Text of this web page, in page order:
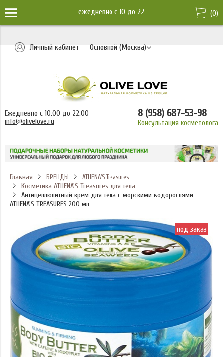
ежедневно c 10 до 22 (0)
Личный кабинет Основной (Москва)
Ежедневно с 10.00 до 22.00
info@olivelove.ru
8 (958) 687-53-98
Консультация косметолога
Главная БРЕНДЫ ATHENA'S Treasures
Косметика ATHENA'S Treasures для тела
Антицеллюлитный крем для тела с морскими водорослями
ATHENA'S TREASURES 200 мл
под заказ